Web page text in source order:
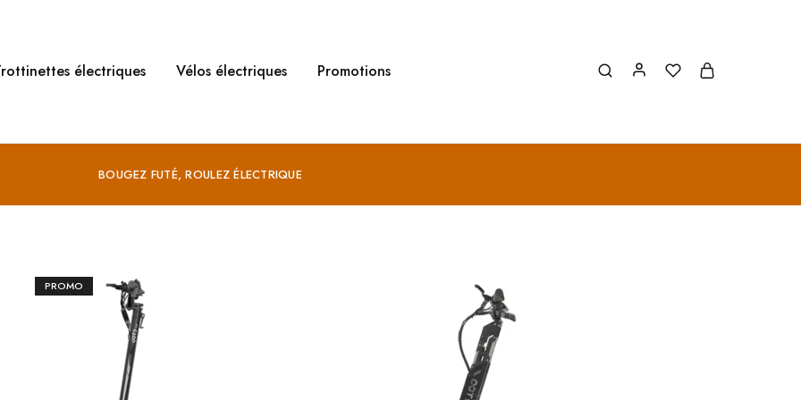
électriques Vélos électriques Promotions
BOUGEZ FUTÉ, ROULEZ ÉLECTRIQUE
PROMO